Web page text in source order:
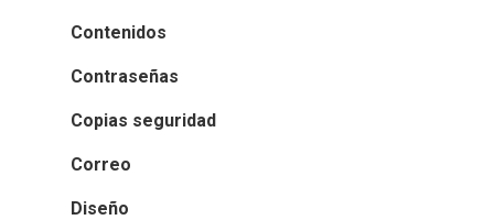
Contenidos
Contraseñas
Copias seguridad
Correo
Diseño